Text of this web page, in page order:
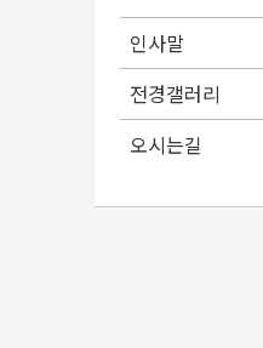
인사말
전경갤러리
오시는길